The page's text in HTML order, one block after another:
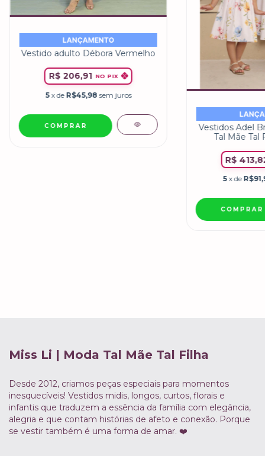
LANÇAMENTO
Vestido adulto Débora Vermelho
R$ 206,91 NO PIX
5 x de R$45,98 sem juros
COMPRAR
Vestidos Adel
Tal Mãe Tal
R$
5 x de
COMPRAR
Miss Li | Moda Tal Mãe Tal Filha
Desde 2012, criamos peças especiais para momentos
inesquecíveis! Vestidos midis, longos, curtos, florais e
infantis que traduzem a essência da família com elegância,
alegria e que contam histórias de afeto e conexão. Porque
se vestir também é uma forma de amar. ❤️